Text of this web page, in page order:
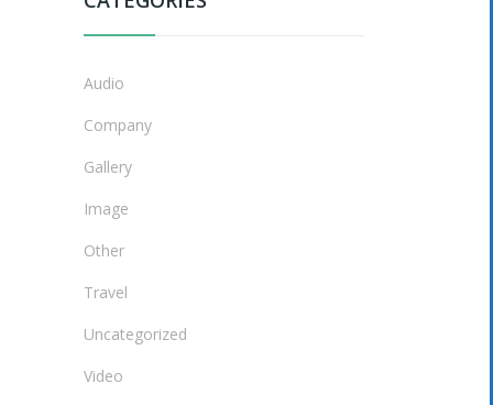
Audio
Company
Gallery
Image
Other
Travel
Uncategorized
Video